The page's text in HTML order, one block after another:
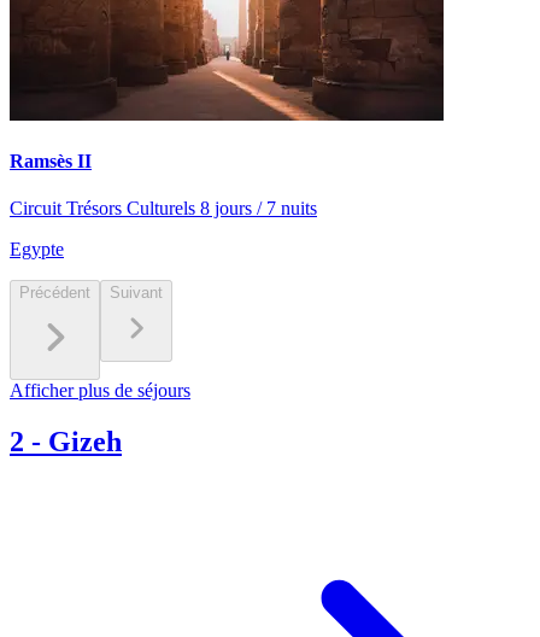
Ramsès II
Circuit Trésors Culturels 8 jours / 7 nuits
Egypte
Précédent Suivant
Afficher plus de séjours
2 - Gizeh